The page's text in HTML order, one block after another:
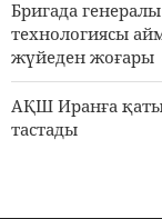
Бригада
технологиясы
жүйеден жоғары
АҚШ Иранға
тастады